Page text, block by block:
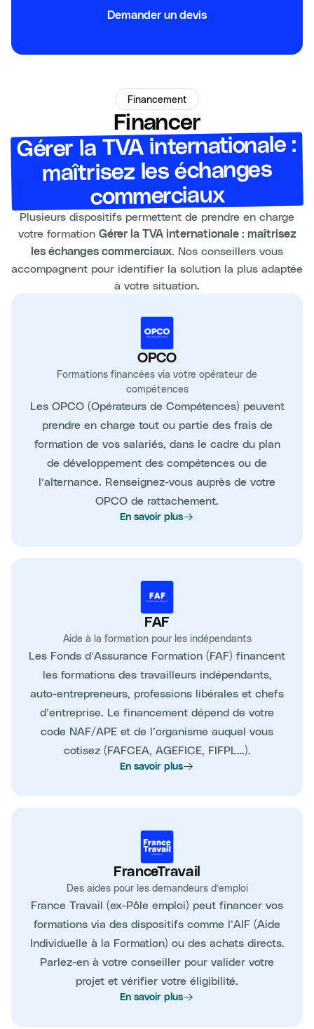
Demander un devis
Financement
Financer
Gérer la TVA internationale :
maîtrisez les échanges
commerciaux
Plusieurs dispositifs permettent de prendre en charge
votre formation Gérer la TVA internationale : maîtrisez
les échanges commerciaux. Nos conseillers vous
accompagnent pour identifier la solution la plus adaptée
à votre situation.
OPCO
Formations financées via votre opérateur de
compétences
Les OPCO (Opérateurs de Compétences) peuvent
prendre en charge tout ou partie des frais de
formation de vos salariés, dans le cadre du plan
de développement des compétences ou de
l’alternance. Renseignez-vous auprès de votre
OPCO de rattachement.
En savoir plus
FAF
Aide à la formation pour les indépendants
Les Fonds d’Assurance Formation (FAF) financent
les formations des travailleurs indépendants,
auto-entrepreneurs, professions libérales et chefs
d’entreprise. Le financement dépend de votre
code NAF/APE et de l’organisme auquel vous
cotisez (FAFCEA, AGEFICE, FIFPL…).
En savoir plus
FranceTravail
Des aides pour les demandeurs d’emploi
France Travail (ex-Pôle emploi) peut financer vos
formations via des dispositifs comme l’AIF (Aide
Individuelle à la Formation) ou des achats directs.
Parlez-en à votre conseiller pour valider votre
projet et vérifier votre éligibilité.
En savoir plus